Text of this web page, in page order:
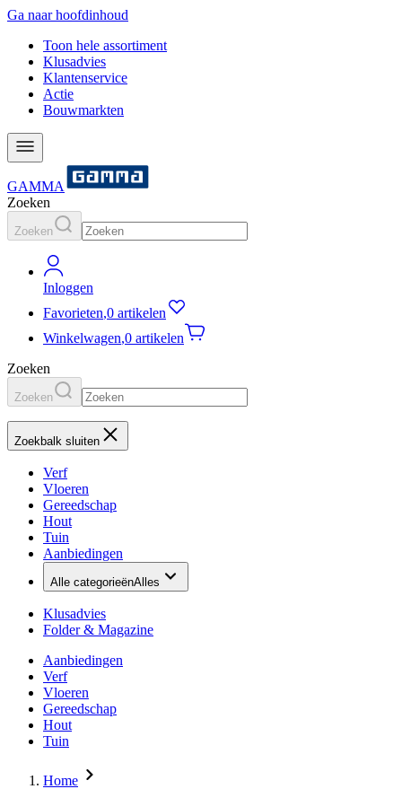
Ga naar hoofdinhoud
Toon hele assortiment
Klusadvies
Klantenservice
Actie
Bouwmarkten
GAMMA
Zoeken
Zoeken
Inloggen
Favorieten,0 artikelen
Winkelwagen,0 artikelen
Zoeken
Zoeken
Zoekbalk sluiten
Verf
Vloeren
Gereedschap
Hout
Tuin
Aanbiedingen
Alle categorieënAlles
Klusadvies
Folder & Magazine
Aanbiedingen
Verf
Vloeren
Gereedschap
Hout
Tuin
Home